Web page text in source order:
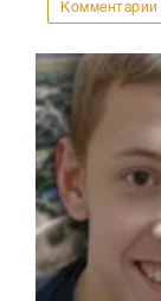
Комментарии